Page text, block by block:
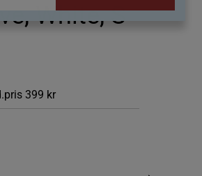
White, S
399 kr